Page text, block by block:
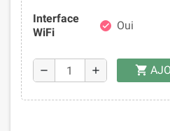
Interface
WiFi
check Oui
remove add shopping_cart